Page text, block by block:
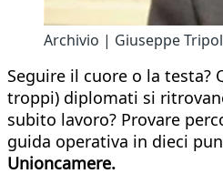
Archivio | Giuseppe
Seguire il cuore o la
troppi) diplomati si
subito lavoro? Provare
guida operativa in dieci
Unioncamere.